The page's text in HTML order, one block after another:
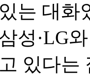
는 대화
성·LG
있다는